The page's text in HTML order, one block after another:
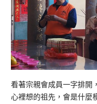
看著宗親會成員一字排開
心裡想的祖先，會是什麼